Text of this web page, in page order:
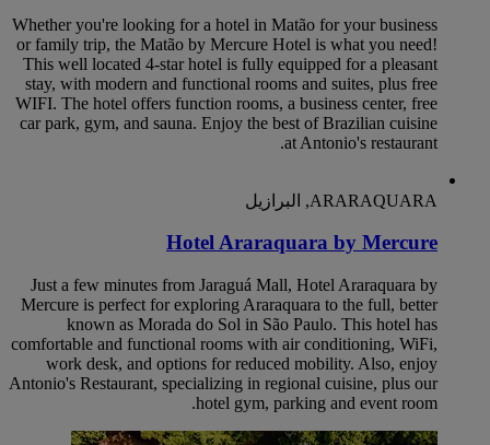
Whether you're looking for a hotel in Matão for your business
or family trip, the Matão by Mercure Hotel is what you need!
This well located 4-star hotel is fully equipped for a pleasant
stay, with modern and functional rooms and suites, plus free
WIFI. The hotel offers function rooms, a business center, free
car park, gym, and sauna. Enjoy the best of Brazilian cuisine
at Antonio's restaurant.
ARARAQUARA, البرازيل
Hotel Araraquara by Mercure
Just a few minutes from Jaraguá Mall, Hotel Araraquara by
Mercure is perfect for exploring Araraquara to the full, better
known as Morada do Sol in São Paulo. This hotel has
comfortable and functional rooms with air conditioning, WiFi,
work desk, and options for reduced mobility. Also, enjoy
Antonio's Restaurant, specializing in regional cuisine, plus our
hotel gym, parking and event room.